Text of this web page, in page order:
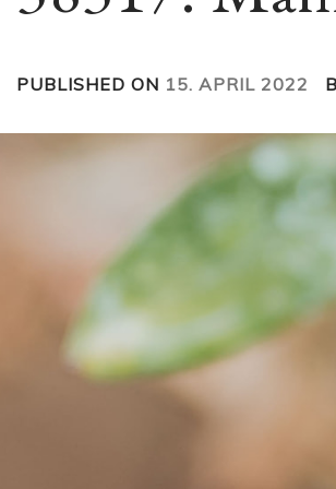
PUBLISHED ON 15. APRIL 2022